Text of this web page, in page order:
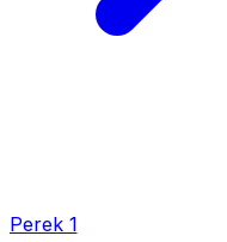
Perek 1